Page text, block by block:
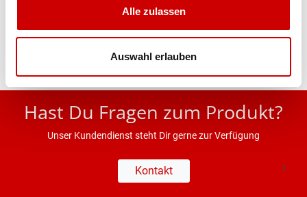
Alle zulassen
Auswahl erlauben
* UVP des Herstellers; Alle Preisangaben inkl. MwSt.
Hast Du Fragen zum Produkt?
Unser Kundendienst steht Dir gerne zur Verfügung
Kontakt